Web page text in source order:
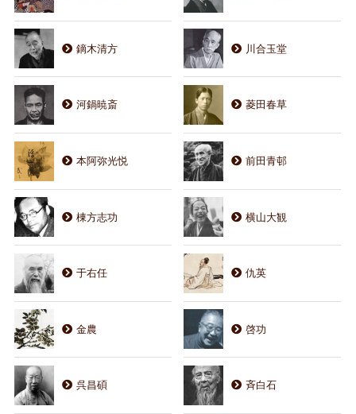
鏑木清方 川合玉堂
河鍋暁斎 菱田春草
本阿弥光悦 前田青邨
棟方志功 横山大観
于右任 仇英
金農 啓功
呉昌碩 斉白石